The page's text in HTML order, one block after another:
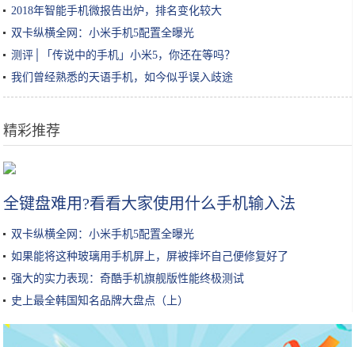
2018年智能手机微报告出炉，排名变化较大
双卡纵横全网：小米手机5配置全曝光
测评│「传说中的手机」小米5，你还在等吗？
我们曾经熟悉的天语手机，如今似乎误入歧途
精彩推荐
全键盘难用?看看大家使用什么手机输入法
双卡纵横全网：小米手机5配置全曝光
如果能将这种玻璃用手机屏上，屏被摔坏自己便修复好了
强大的实力表现：奇酷手机旗舰版性能终极测试
史上最全韩国知名品牌大盘点（上）